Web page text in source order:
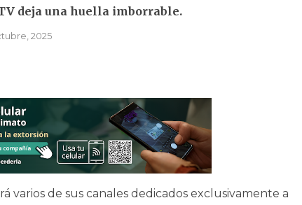
deja una huella imborrable.
2025
varios de sus canales dedicados exclusivamente a